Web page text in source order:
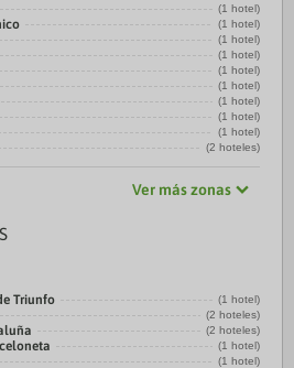
(1 hotel)
(1 hotel)
(1 hotel)
(1 hotel)
(1 hotel)
(1 hotel)
(1 hotel)
(1 hotel)
(1 hotel)
(2 hoteles)
Ver más zonas
Triunfo (1 hotel)
(2 hoteles)
(2 hoteles)
(1 hotel)
(1 hotel)